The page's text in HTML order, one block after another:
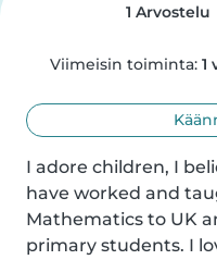
1 Arvostelu
Viimeisin toiminta: 1
I adore children, I
have worked and
Mathematics to UK
primary students. I